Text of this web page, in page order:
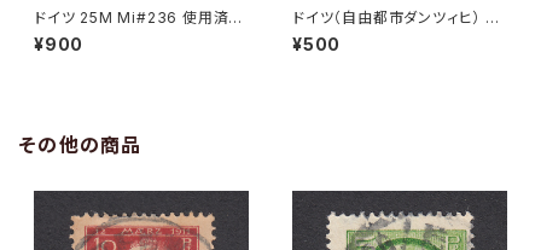
ドイツ 25M Mi#236 使用済み
切手｜BRESLAU 8.6.1923
¥900
ドイツ（自由都市ダンツィヒ） 3P
f Mi#216 使用済み切手｜DA
NZIG 2.9.1930
¥500
その他の商品